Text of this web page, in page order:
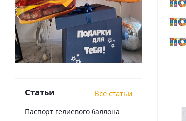
Статьи Все статьи
Паспорт гелиевого баллона